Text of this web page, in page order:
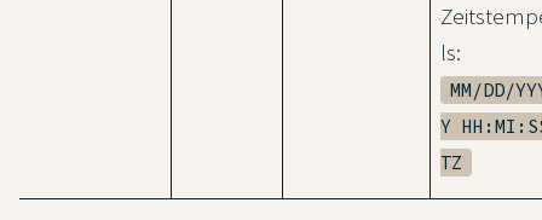
ls:
MM/DD/
Y
TZ